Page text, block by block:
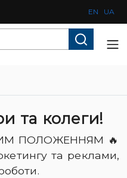
EN UA
та колеги!
ПОЛОЖЕННЯМ 🔥
та реклами,